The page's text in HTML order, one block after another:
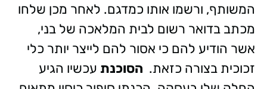
המשותף, ורשמו אותו כמדגם. לאחר מכן שלחו
מכתב בדואר רשום לבית המלאכה של בני,
אשר הודיע להם כי אסור להם לייצר יותר כלי
זכוכית בצורה כזאת. הסוכנת עכשיו הגיע